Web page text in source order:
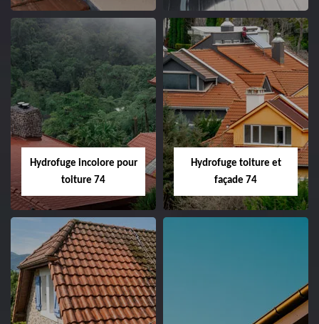
Hydrofuge incolore pour
toiture 74
Hydrofuge toiture et
façade 74